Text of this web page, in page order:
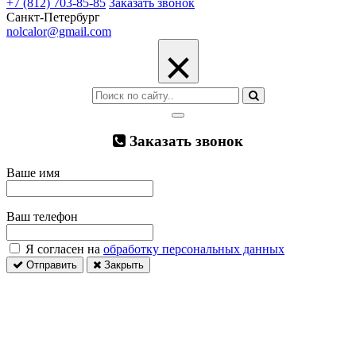
Санкт-Петербург
nolcalor@gmail.com
×
Заказать звонок
Ваше имя
Ваш телефон
Я согласен на обработку персональных данных
Отправить Закрыть